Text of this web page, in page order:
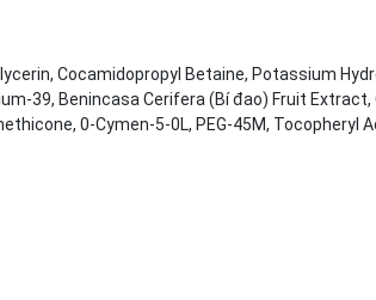
Cocamidopropyl Betaine, Potassium
39, Benincasa Cerifera (Bí đao) Fruit
0-Cymen-5-0L, PEG-45M,